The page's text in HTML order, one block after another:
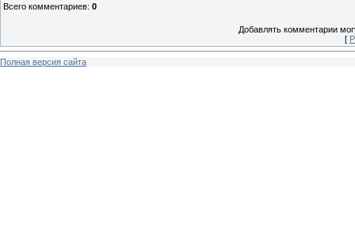
Всего комментариев: 0
Добавлять комментарии
[
Полная версия сайта